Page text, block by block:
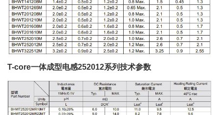
T-core一体成型电感252012系列技术参数